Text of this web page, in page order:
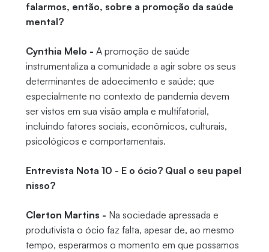
falarmos, então, sobre a promoção da saúde
mental?
Cynthia Melo - A promoção de saúde
instrumentaliza a comunidade a agir sobre os seus
determinantes de adoecimento e saúde; que
especialmente no contexto de pandemia devem
ser vistos em sua visão ampla e multifatorial,
incluindo fatores sociais, econômicos, culturais,
psicológicos e comportamentais.
Entrevista Nota 10 - E o ócio? Qual o seu papel
nisso?
Clerton Martins - Na sociedade apressada e
produtivista o ócio faz falta, apesar de, ao mesmo
tempo, esperarmos o momento em que possamos